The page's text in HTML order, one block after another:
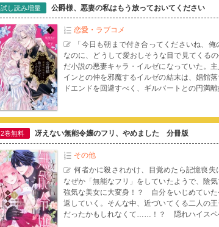
試し読み増量 公爵様、悪妻の私はもう放っておいてください
恋愛・ラブコメ
「今日も朝まで付き合ってくださいね、
なのに、どうして愛おしそうな目で見てくる
だ小説の悪妻キャラ・イルゼになっていた。
インとの仲を邪魔するイルゼの結末は、娼館
ドエンドを回避すべく、ギルバートとの円満
(?)で散々な悪妻イルゼとクールなドS公爵の
ィ第１巻！
2巻無料 冴えない無能令嬢のフリ、やめました 分冊版
その他
何者かに殺されかけ、目覚めたら記憶喪
なぜか「無能なフリ」をしていたようで、陰
強気な美女に大変身！？ 自分をいじめていた
返していく。そんな中、近づいてくる二人の
だったかもしれなくて……！？ 隠れハイスペ